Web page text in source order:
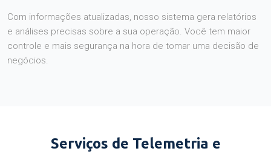
Com informações atualizadas, nosso sistema gera relatórios
e análises precisas sobre a sua operação. Você tem maior
controle e mais segurança na hora de tomar uma decisão de
negócios.
Serviços de Telemetria e